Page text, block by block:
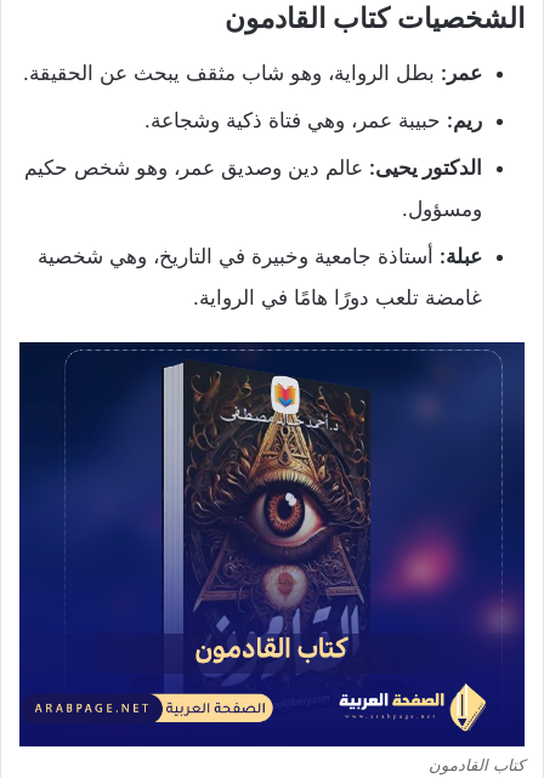
الشخصيات كتاب القادمون
عمر: بطل الرواية، وهو شاب مثقف يبحث عن الحقيقة.
ريم: حبيبة عمر، وهي فتاة ذكية وشجاعة.
الدكتور يحيى: عالم دين وصديق عمر، وهو شخص حكيم
ومسؤول.
عبلة: أستاذة جامعية وخبيرة في التاريخ، وهي شخصية
غامضة تلعب دورًا هامًا في الرواية.
كتاب القادمون